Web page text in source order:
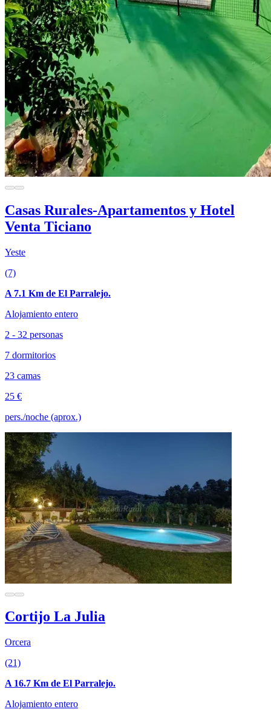
Casas Rurales-Apartamentos y Hotel
Venta Ticiano
Yeste
(7)
A 7.1 Km de El Parralejo.
Alojamiento entero
2 - 32 personas
7 dormitorios
23 camas
25 €
pers./noche (aprox.)
Cortijo La Julia
Orcera
(21)
A 16.7 Km de El Parralejo.
Alojamiento entero